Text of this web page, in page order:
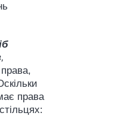
права